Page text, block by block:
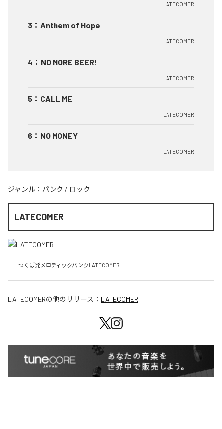
LATECOMER
3 ： Anthem of Hope
LATECOMER
4 ： NO MORE BEER!
LATECOMER
5 ： CALL ME
LATECOMER
6 ： NO MONEY
LATECOMER
ジャンル： パンク / ロック
LATECOMER
LATECOMERの他のリリース： LATECOMER